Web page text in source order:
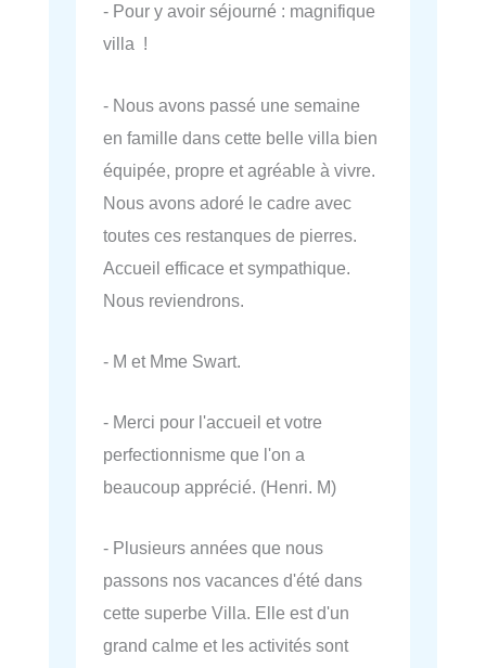
- Pour y avoir séjourné : magnifique
villa !
- Nous avons passé une semaine
en famille dans cette belle villa bien
équipée, propre et agréable à vivre.
Nous avons adoré le cadre avec
toutes ces restanques de pierres.
Accueil efficace et sympathique.
Nous reviendrons.
- M et Mme Swart.
- Merci pour l'accueil et votre
perfectionnisme que l'on a
beaucoup apprécié. (Henri. M)
- Plusieurs années que nous
passons nos vacances d'été dans
cette superbe Villa. Elle est d'un
grand calme et les activités sont